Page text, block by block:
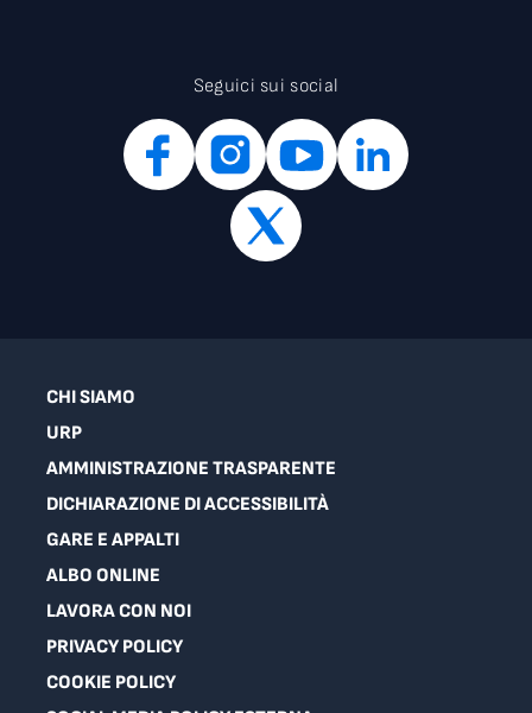
Seguici sui social
CHI SIAMO
URP
AMMINISTRAZIONE TRASPARENTE
DICHIARAZIONE DI ACCESSIBILITÀ
GARE E APPALTI
ALBO ONLINE
LAVORA CON NOI
PRIVACY POLICY
COOKIE POLICY